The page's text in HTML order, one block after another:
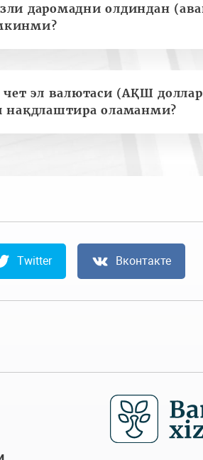
даромадни олдиндан
чет эл валютаси (АҚШ
нақдлаштира оламанми?
Twitter Вконтакте